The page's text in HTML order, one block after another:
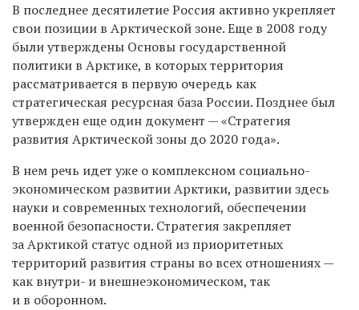
В последнее десятилетие Россия активно укрепляет
свои позиции в Арктической зоне. Еще в 2008 году
были утверждены Основы государственной
политики в Арктике, в которых территория
рассматривается в первую очередь как
стратегическая ресурсная база России. Позднее был
утвержден еще один документ — «Стратегия
развития Арктической зоны до 2020 года».
В нем речь идет уже о комплексном социально-
экономическом развитии Арктики, развитии здесь
науки и современных технологий, обеспечении
военной безопасности. Стратегия закрепляет
за Арктикой статус одной из приоритетных
территорий развития страны во всех отношениях —
как внутри- и внешнеэкономическом, так
и в оборонном.